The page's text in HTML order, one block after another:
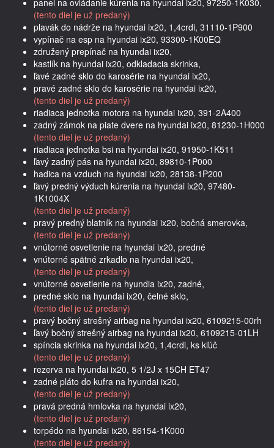
panel na ovládanie kúrenia na hyundai ix20, 97250-1K030,
(tento diel je už predaný)
plavák do nádrže na hyundai ix20, 1,4crdi, 31110-1P900
vypínač na esp na hyundai ix20, 93300-1K00EQ
združený prepínač na hyundai ix20,
kastlík na hyundai ix20, odkladacia skrinka,
ľavé zadné sklo do karosérie na hyundai ix20,
pravé zadné sklo do karosérie na hyundai ix20,
(tento diel je už predaný)
riadiaca jednotka motora na hyundai ix20, 391-2A400
zadný zámok na piate dvere na hyundai ix20, 81230-1H000
(tento diel je už predaný)
riadiaca jednotka bsi na hyundai ix20, 91950-1K511
ľavý zadný pás na hyundai ix20, 89810-1P000
hadica na vzduch na hyundai ix20, 28138-1P200
ľavý predný výduch kúrenia na hyundai ix20, 97480-
1K1004X
(tento diel je už predaný)
pravý predný blatník na hyundai ix20, bočná smerovka,
(tento diel je už predaný)
vnútorné osvetlenie na hyundai ix20, predné
vnútorné spätné zrkadlo na hyundai ix20,
(tento diel je už predaný)
vnútorné osvetlenie na hyundia ix20, zadné,
predné sklo na hyundai ix20, čelné sklo,
(tento diel je už predaný)
pravý bočný strešný airbag na hyundai ix20, 6109215-00rh
ľavý bočný strešný airbag na hyundai ix20, 6109215-01LH
spíncia skrinka na hyundai ix20, 1,4crdi, ks kľúč
(tento diel je už predaný)
rezerva na hyundai ix20, 5 1/2J x 15CH ET47
zadné pláto do kufra na hyundai ix20,
(tento diel je už predaný)
pravá predná hmlovka na hyundai ix20,
(tento diel je už predaný)
torpédo na hyundai ix20, 86154-1K000
(tento diel je už predaný)